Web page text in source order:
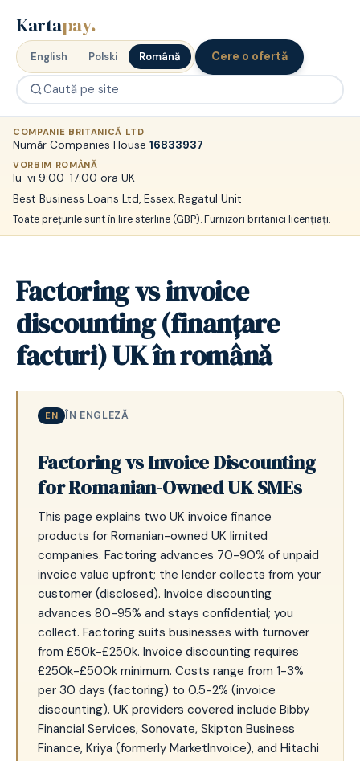
Kartapay.
English Polski Română Cere o ofertă
COMPANIE BRITANICĂ LTD
Număr Companies House 16833937
VORBIM ROMÂNĂ
lu-vi 9:00-17:00 ora UK
Best Business Loans Ltd, Essex, Regatul Unit
Toate prețurile sunt în lire sterline (GBP). Furnizori britanici licențiați.
Factoring vs invoice
discounting (finanțare
facturi) UK în română
EN ÎN ENGLEZĂ
Factoring vs Invoice Discounting
for Romanian-Owned UK SMEs
This page explains two UK invoice finance
products for Romanian-owned UK limited
companies. Factoring advances 70-90% of unpaid
invoice value upfront; the lender collects from your
customer (disclosed). Invoice discounting
advances 80-95% and stays confidential; you
collect. Factoring suits businesses with turnover
from £50k-£250k. Invoice discounting requires
£250k-£500k minimum. Costs range from 1-3%
per 30 days (factoring) to 0.5-2% (invoice
discounting). UK providers covered include Bibby
Financial Services, Sonovate, Skipton Business
Finance, Kriya (formerly MarketInvoice), and Hitachi